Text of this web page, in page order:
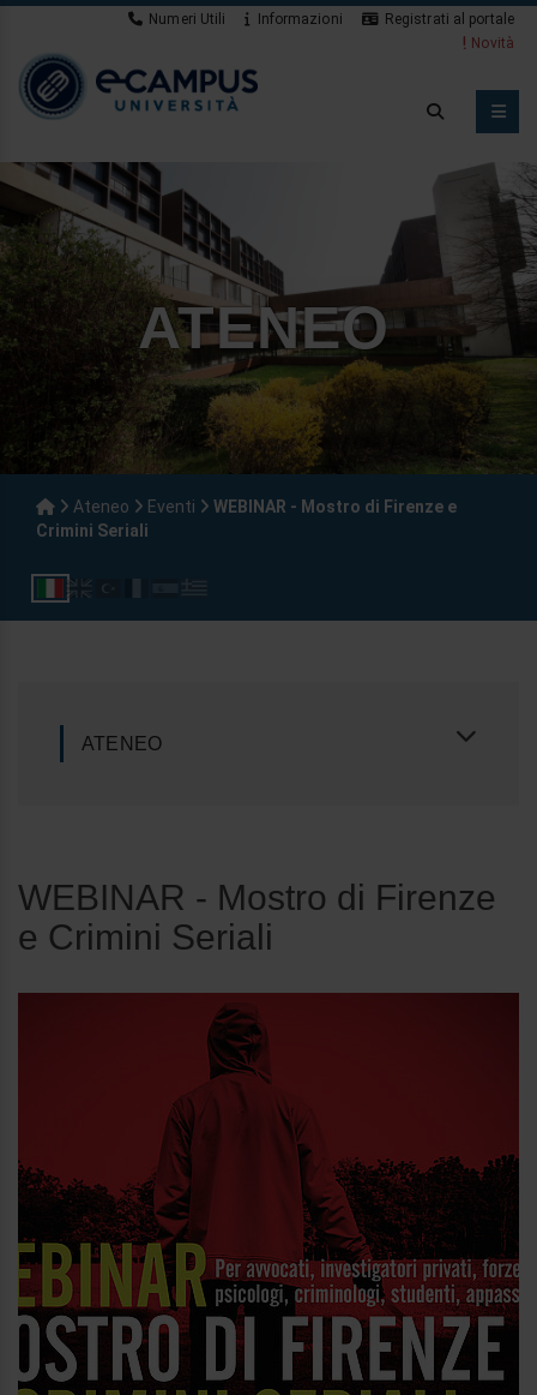
Numeri Utili Informazioni
Registrati al portale
Novità
ATENEO
Ateneo Eventi
WEBINAR - Mostro di Firenze e
Crimini Seriali
ATENEO
WEBINAR - Mostro di Firenze
e Crimini Seriali